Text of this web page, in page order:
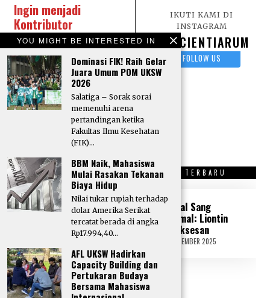
YOU MIGHT BE INTERESTED IN
Dominasi FIK! Raih Gelar
Juara Umum POM UKSW
2026
Salatiga – Sorak sorai
memenuhi arena
pertandingan ketika
Fakultas Ilmu Kesehatan
(FIK)…
BBM Naik, Mahasiswa
Mulai Rasakan Tekanan
Biaya Hidup
Nilai tukar rupiah terhadap
dolar Amerika Serikat
tercatat berada di angka
Rp17.994,40…
AFL UKSW Hadirkan
Capacity Building dan
Pertukaran Budaya
Bersama Mahasiswa
Ingin menjadi
Kontributor
Scientiarum?Kirim
karya tulis berupa
Artikel, Opini, Puisi,
dan Sastra lainnya
melalui surel:
Redaksi Scientiarum
IKUTI KAMI DI
INSTAGRAM
SCIENTIARUM
FOLLOW US
OPINI TERBARU
“Tone Deaf” di
Tengah Krisis
Politik: Peka atau
Tidak Peka?
17 SEPTEMBER 2025
8
S
E
P
SASTRA TERBARU
Kristal Sang
Peramal: Liontin
Kesuksesan
18 SEPTEMBER 2025